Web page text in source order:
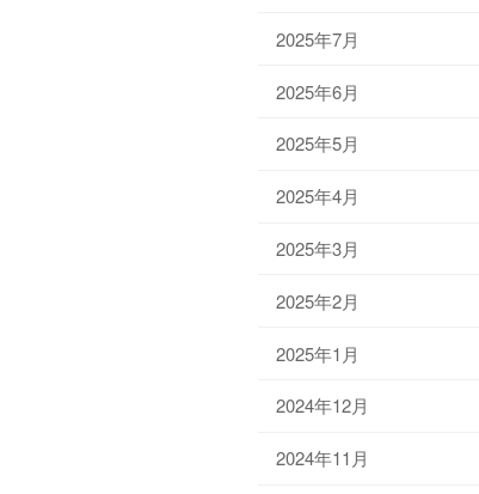
2025年7月
2025年6月
2025年5月
2025年4月
2025年3月
2025年2月
2025年1月
2024年12月
2024年11月